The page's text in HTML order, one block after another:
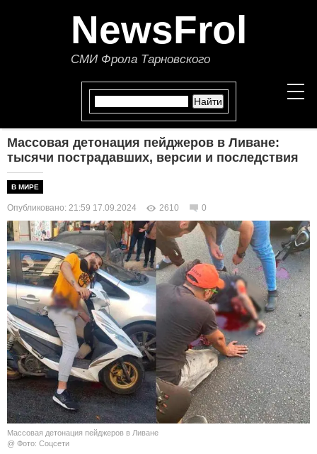
NewsFrol
СМИ Фрола Тарновского
НОВОСТИ
ПОЛИТИКА
ЭКОНОМИКА
В МИРЕ
ОБЩЕСТВО
КУЛЬТУРА
НАУКА
СПОРТ
Массовая детонация пейджеров в Ливане:
тысячи пострадавших, версии и последствия
В МИРЕ
Опубликовано: 21:59 17.09.2024 2610 0
Массовая детонация пейджеров в Ливане
@ Фото: Соцсети